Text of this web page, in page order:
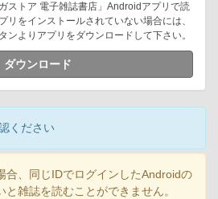
ストア 電子雑誌書店」Androidアプリで読
リをインストールされていない場合には、
ンよりアプリをダウンロードして下さい。
ダウンロード
ください
、同じIDでログインしたAndroidの
雑誌を読むことができません。